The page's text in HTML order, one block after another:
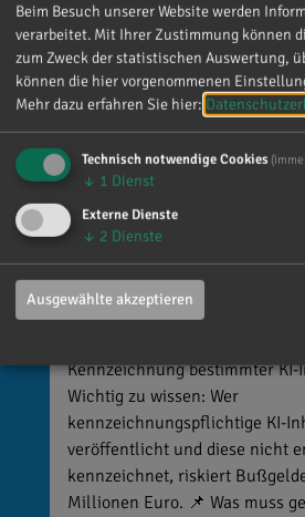
Reinhard Brandl
vor 3 Tagenvia facebook
🚨 Neues EU-Gesetz seit dem
Kennzeichnung bestimmter
Wichtig zu wissen: Wer
kennzeichnungspflichtige KI-
veröffentlicht und diese nicht
kennzeichnet, riskiert
Millionen Euro. 📌 Was muss
Beim Besuch unserer Website werden
verarbeitet. Mit Ihrer Zustimmung können
zum Zweck der statistischen Auswertung,
können die hier vorgenommenen
Mehr dazu erfahren Sie hier:
Technisch notwendige Cookies
↓ 1 Dienst
Externe Dienste
↓ 2 Dienste
Ausgewählte akzeptieren